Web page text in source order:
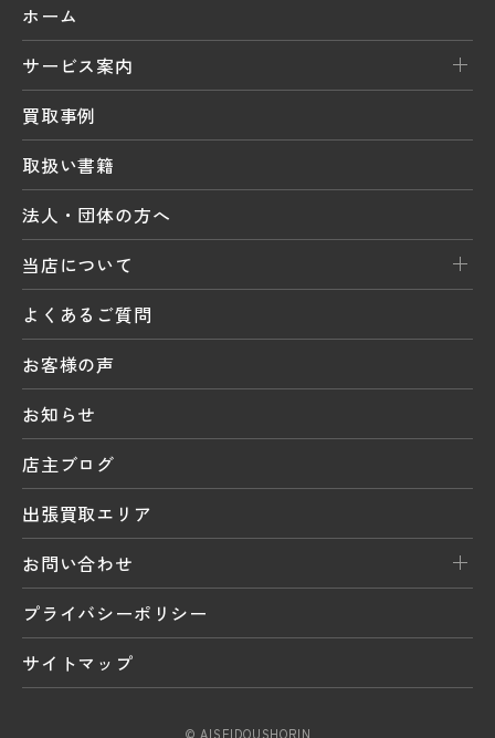
ホーム
サービス案内
買取事例
取扱い書籍
法人・団体の方へ
当店について
よくあるご質問
お客様の声
お知らせ
店主ブログ
出張買取エリア
お問い合わせ
プライバシーポリシー
サイトマップ
© AISEIDOUSHORIN